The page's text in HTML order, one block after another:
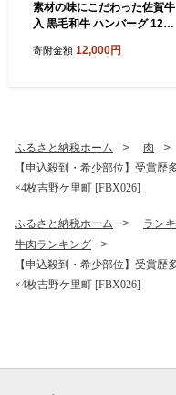
素材の味にこだわった佐賀牛
入 黒毛和牛 ハンバーグ 12個
ばいばーぐ はんばーぐ 弁当
寄附金額 12,000円
ふるさと納税ホーム 肉
【申込殺到・希少部位】受賞歴
×4枚吉野ケ里町 [FBX026]
ふるさと納税ホーム ラン
牛肉ランキング
【申込殺到・希少部位】受賞歴
×4枚吉野ケ里町 [FBX026]